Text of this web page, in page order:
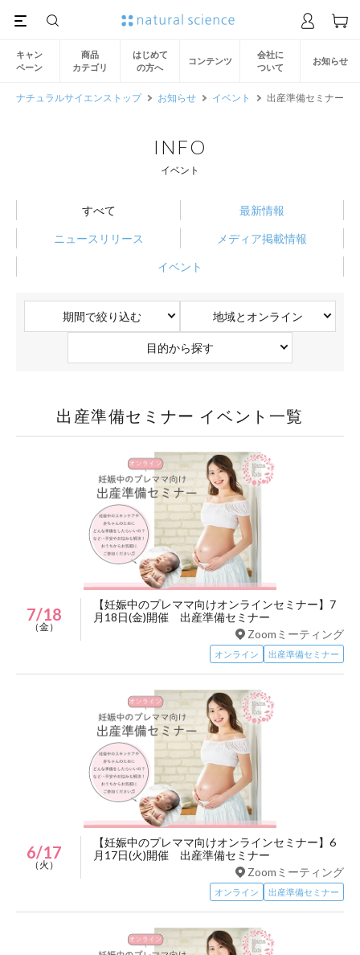
キャン
ペーン
商品
カテゴリ
はじめて
の方へ
コンテンツ
会社に
ついて
お知らせ
ナチュラルサイエンストップ お知らせ イベント 出産準備セミナー
INFO
イベント
すべて 最新情報
ニュースリリース メディア掲載情報
イベント
期間で絞り込む 地域とオンライン
目的から探す
出産準備セミナー イベント一覧
7/18
（金）
【妊娠中のプレママ向けオンラインセミナー】7
月18日(金)開催 出産準備セミナー
Zoomミーティング
オンライン 出産準備セミナー
6/17
（火）
【妊娠中のプレママ向けオンラインセミナー】6
月17日(火)開催 出産準備セミナー
Zoomミーティング
オンライン 出産準備セミナー